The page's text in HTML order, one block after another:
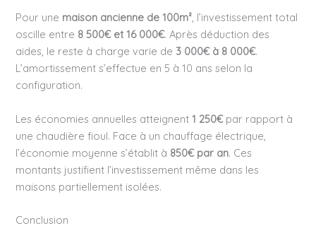
Pour une maison ancienne de 100m², l’investissement total
oscille entre 8 500€ et 16 000€. Après déduction des
aides, le reste à charge varie de 3 000€ à 8 000€.
L’amortissement s’effectue en 5 à 10 ans selon la
configuration.
Les économies annuelles atteignent1 250€par rapport à
une chaudière fioul. Face à un chauffage électrique,
l’économie moyenne s’établit à 850€ par an. Ces
montants justifient l’investissement même dans les
maisons partiellement isolées.
Conclusion